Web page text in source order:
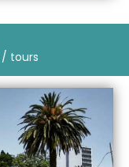
tours